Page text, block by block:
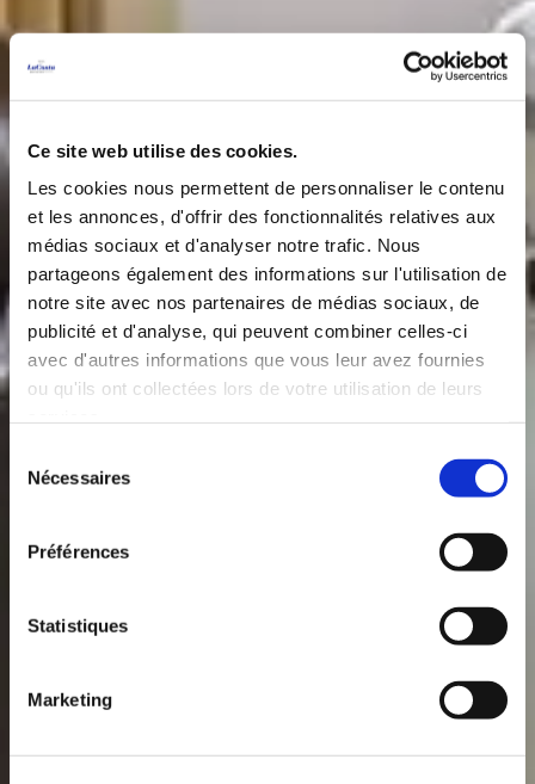
Ce site web utilise des cookies.
Les cookies nous permettent de personnaliser le contenu
et les annonces, d'offrir des fonctionnalités relatives aux
médias sociaux et d'analyser notre trafic. Nous
partageons également des informations sur l'utilisation de
notre site avec nos partenaires de médias sociaux, de
publicité et d'analyse, qui peuvent combiner celles-ci
avec d'autres informations que vous leur avez fournies
ou qu'ils ont collectées lors de votre utilisation de leurs
Nécessaires
Préférences
Statistiques
Marketing